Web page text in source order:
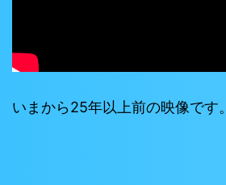
いまから25年以上前の映像です。